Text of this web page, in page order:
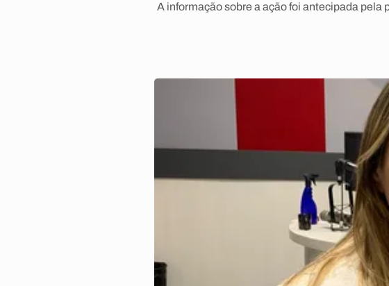
A informação sobre a ação foi antecipada